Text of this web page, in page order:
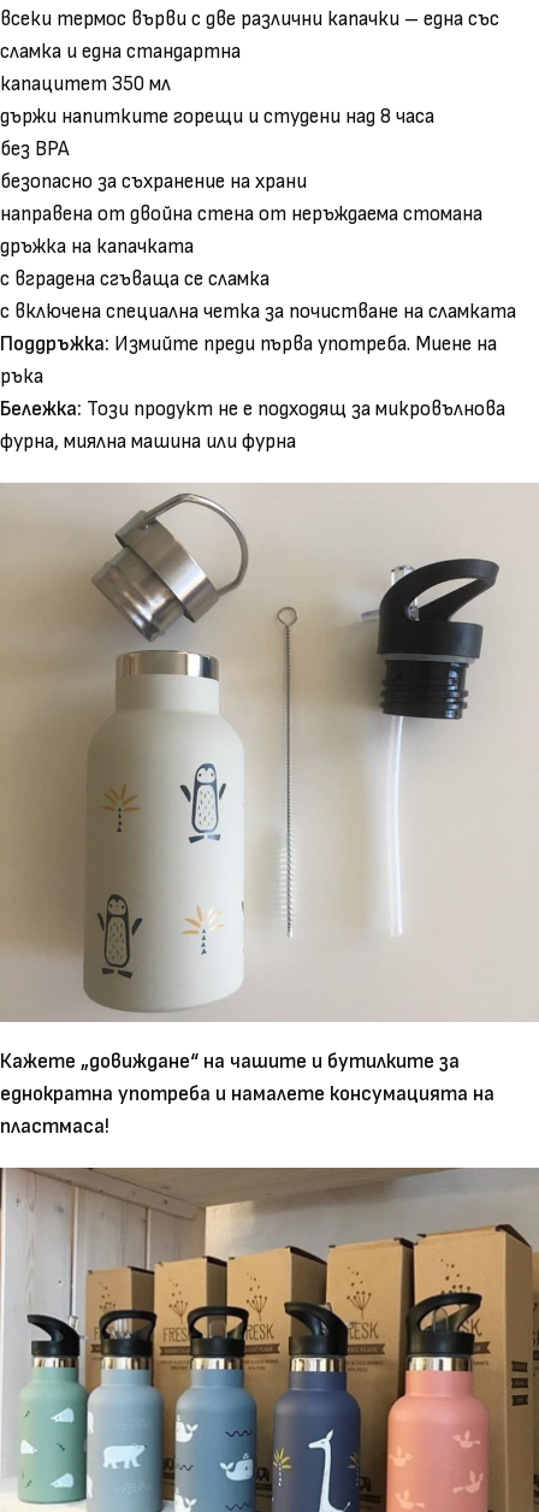
всеки термос върви с две различни капачки – една със
сламка и една стандартна
капацитет 350 мл
държи напитките горещи и студени над 8 часа
без BPA
безопасно за съхранение на храни
направена от двойна стена от неръждаема стомана
дръжка на капачката
с вградена сгъваща се сламка
с включена специална четка за почистване на сламката
Поддръжка: Измийте преди първа употреба. Миене на
ръка
Бележка: Този продукт не е подходящ за микровълнова
фурна, миялна машина или фурна
Кажете „довиждане“ на чашите и бутилките за
еднократна употреба и намалете консумацията на
пластмаса!